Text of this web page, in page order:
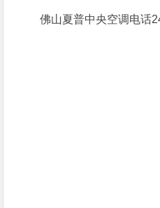
佛山夏普中央空调电话